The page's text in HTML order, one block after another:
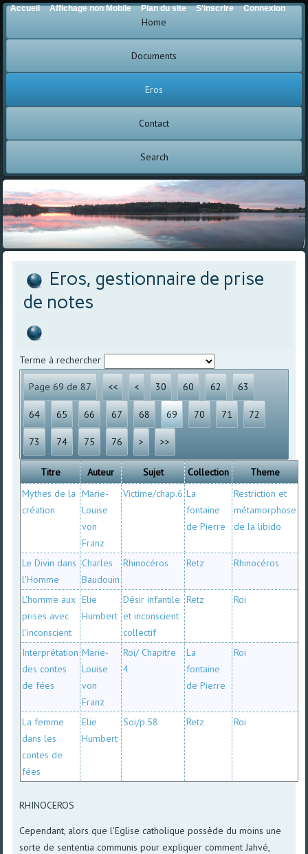
Home
Documents
Eros
Contact
Search
Eros, gestionnaire de prise
de notes
Terme à rechercher
Page 69 de 87 << < 30 60 62 63
64 65 66 67 68 69 70 71 72
73 74 75 76 > >>
Titre Auteur Sujet Collection
Theme
Mythes de la
création
Marie-
Louise
von
Franz
Victime/chap.6 La
fontaine
de Pierre
Restriction et
métamorphose
de la libido
Le Divin dans
l'Homme
Charles
Baudouin
Rhinocéros Retz Rhinocéros
L'homme aux
prises avec
l'inconscient
Elie
Humbert
Désir infantile
et inconscient
collectif
Retz Roi
Interprétation
des contes
de fées
Marie-
Louise
von
Franz
Roi/ Chapitre
4
La
fontaine
de Pierre
Roi
La femme
dans les
contes de
fées
Elie
Humbert
Soi/p.58 Retz Roi
RHINOCEROS
Cependant, alors que l'Eglise catholique possède du moins une
sorte de sententia communis pour expliquer comment Jahvé,
Accueil Affichage non Mobile Plan du site S'inscrire Connexion